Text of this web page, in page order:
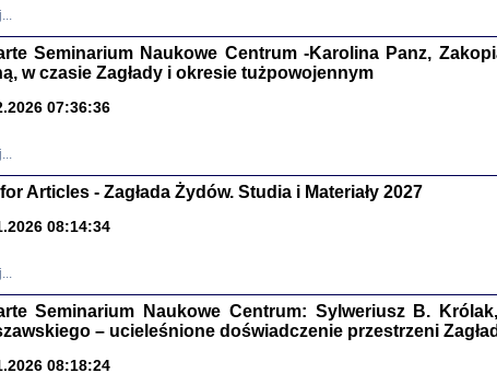
Zagłada Żydów.
Sewek
Seminarium Naukowe Centrum -Karolina Panz,
w czasie Zagłady i okresie tużpowojennym
07:36:36
Articles - Zagłada Żydów. Studia i Materiały 2027
08:14:34
Seminarium Naukowe Centrum: Sylweriusz B.
– ucieleśnione doświadczenie przestrzeni
08:18:24